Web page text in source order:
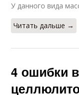
У данного вида
Читать дальше →
4 ошибки